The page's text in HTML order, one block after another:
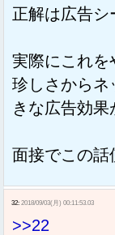
正解は広告シ
実際にこれを
珍しさからネ
きな広告効
面接でこの話
32: 2018/09/03(月) 00:11:53.03
>>22